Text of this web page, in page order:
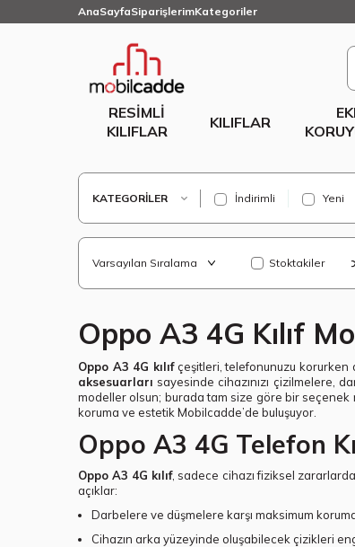
AnaSayfaSiparişlerimKategoriler
RESIMLI
KILIFLAR
KILIFLAR
KATEGORILER İndirimli Yeni
Stoktakiler
Oppo A3 4G Kılıf
Oppo A3 4G kılıfçeşitleri, telefonunuzu korurken
aksesuarları sayesinde cihazınızı çizilmelere,
modeller olsun; burada tam size göre bir seçenek
koruma ve estetik Mobilcadde’de buluşuyor.
Oppo A3 4G Telefon
Oppo A3 4G kılıf, sadece cihazı fiziksel
açıklar:
Darbelere ve düşmelere karşı maksimum
Cihazın arka yüzeyinde oluşabilecek çizikleri